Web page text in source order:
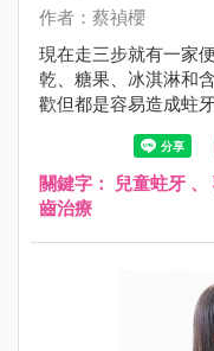
作者：蔡禎櫻
現在走三步就有一家
乾、糖果、冰淇淋和
歡但都是容易造成蛀
牙，若是蛀牙了怎麼
關鍵字： 兒童蛀牙 、
齒治療